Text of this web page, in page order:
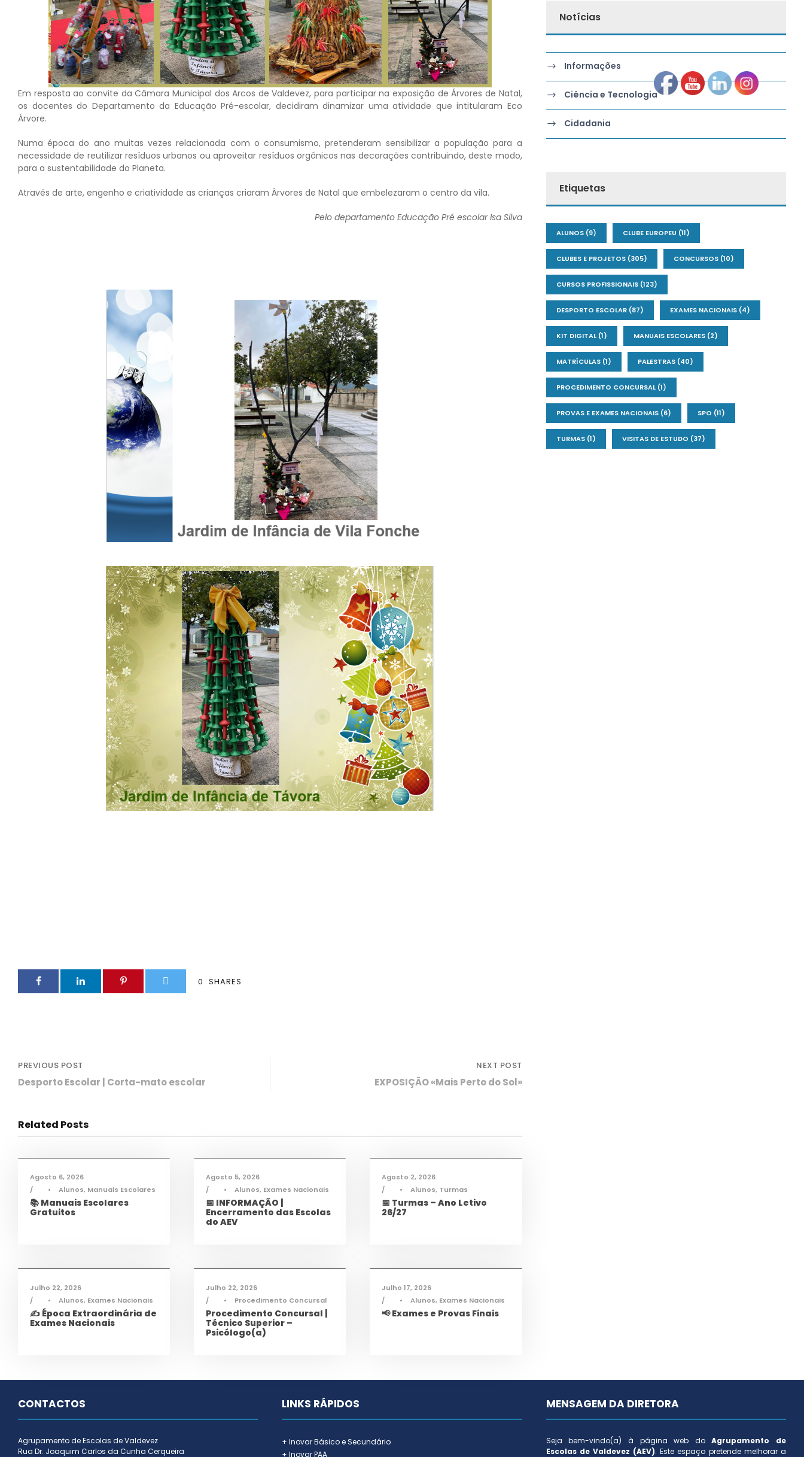
Em resposta ao convite da Câmara Municipal dos Arcos de Valdevez, para participar na exposição de Árvores de Natal,
os docentes do Departamento da Educação Pré-escolar, decidiram dinamizar uma atividade que intitularam Eco
Árvore.
Numa época do ano muitas vezes relacionada com o consumismo, pretenderam sensibilizar a população para a
necessidade de reutilizar resíduos urbanos ou aproveitar resíduos orgânicos nas decorações contribuindo, deste modo,
para a sustentabilidade do Planeta.
Através de arte, engenho e criatividade as crianças criaram Árvores de Natal que embelezaram o centro da vila.
Pelo departamento Educação Pré escolar Isa Silva
0 SHARES
PREVIOUS POST
Desporto Escolar | Corta-mato escolar
NEXT POST
EXPOSIÇÃO «Mais Perto do Sol»
Related Posts
Informações,Notícias
Agosto 6, 2026
•
Alunos, Manuais Escolares
📚 Manuais Escolares
Gratuitos
Informações,Notícias
Agosto 5, 2026
•
Alunos, Exames Nacionais
📅 INFORMAÇÃO |
Encerramento das Escolas
do AEV
Informações,Notícias
Agosto 2, 2026
•
Alunos, Turmas
📅 Turmas – Ano Letivo
26/27
Julho 22, 2026
•
Alunos, Exames Nacionais
✍️ Época Extraordinária de
Exames Nacionais
Julho 22, 2026
•
Procedimento Concursal
Procedimento Concursal |
Técnico Superior –
Psicólogo(a)
Julho 17, 2026
•
Alunos, Exames Nacionais
📢 Exames e Provas Finais
Notícias
Informações
Ciência e Tecnologia
Cidadania
Etiquetas
ALUNOS(9) CLUBE EUROPEU (11)
CLUBES E PROJETOS(305) CONCURSOS(10)
CURSOS PROFISSIONAIS(123)
DESPORTO ESCOLAR(87) EXAMES NACIONAIS(4)
KIT DIGITAL(1) MANUAIS ESCOLARES(2)
MATRÍCULAS(1) PALESTRAS(40)
PROCEDIMENTO CONCURSAL(1)
PROVAS E EXAMES NACIONAIS(6) SPO (11)
TURMAS(1) VISITAS DE ESTUDO (37)
CONTACTOS
Agrupamento de Escolas de Valdevez
Rua Dr. Joaquim Carlos da Cunha Cerqueira
LINKS RÁPIDOS
+ Inovar Básico e Secundário
+ Inovar PAA
MENSAGEM DA DIRETORA
Seja bem-vindo(a) à página web doAgrupamento de
Escolas de Valdevez (AEV). Este espaço pretende melhorar a